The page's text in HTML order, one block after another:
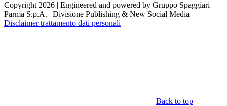
Copyright 2026 | Engineered and powered by Gruppo Spaggiari
Parma S.p.A. | Divisione Publishing & New Social Media
Disclaimer trattamento dati personali
Back to top